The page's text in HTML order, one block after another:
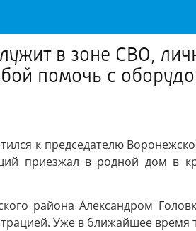
в зоне СВО,
помочь с
к председателю
приезжал в родной дом в
района Александром
Уже в ближайшее время